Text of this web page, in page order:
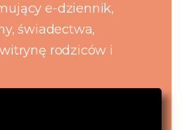
e-dziennik,
świadectwa,
rodziców i